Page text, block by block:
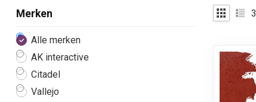
Merken
Alle merken
AK interactive
Citadel
Vallejo
3